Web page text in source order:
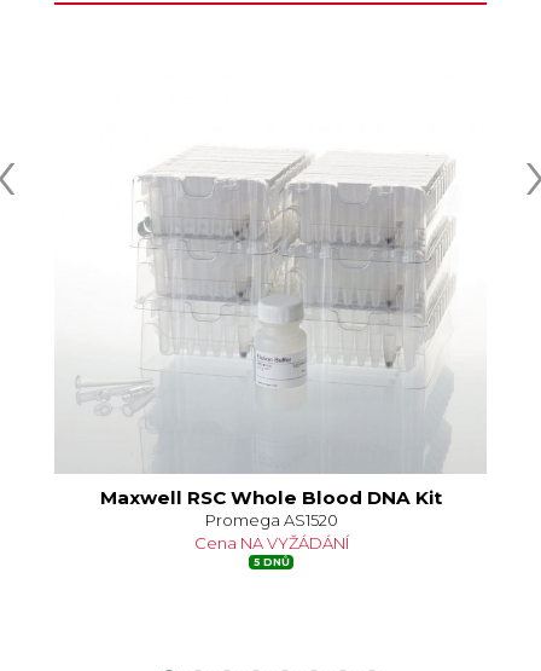
Maxwell RSC Whole Blood DNA Kit
Promega AS1520
Cena NA VYŽÁDÁNÍ
5 DNŮ